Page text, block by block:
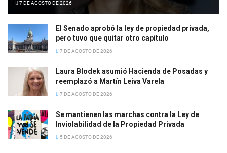
7 DE AGOSTO DE 2026
El Senado aprobó la ley de propiedad privada,
pero tuvo que quitar otro capítulo
7 DE AGOSTO DE 2026
Laura Blodek asumió Hacienda de Posadas y
reemplazó a Martín Leiva Varela
7 DE AGOSTO DE 2026
Se mantienen las marchas contra la Ley de
Inviolabilidad de la Propiedad Privada
5 DE AGOSTO DE 2026